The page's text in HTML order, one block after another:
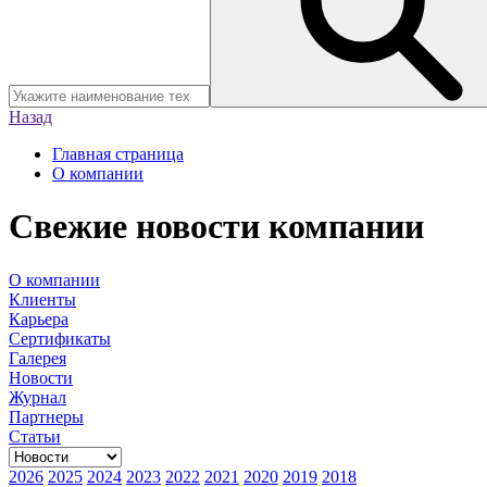
Назад
Главная страница
О компании
Свежие новости компании
О компании
Клиенты
Карьера
Сертификаты
Галерея
Новости
Журнал
Партнеры
Статьи
2026 2025 2024 2023 2022 2021 2020 2019 2018